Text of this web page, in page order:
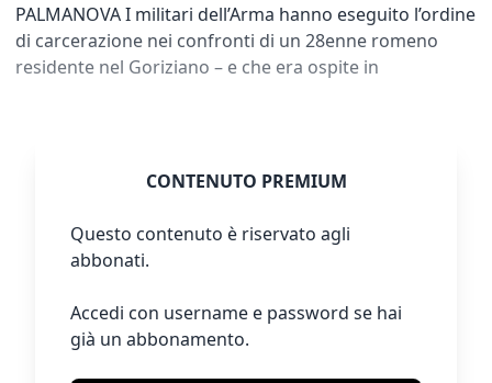
PALMANOVA I militari dell’Arma hanno eseguito l’ordine
di carcerazione nei confronti di un 28enne romeno
residente nel Goriziano – e che era ospite in
CONTENUTO PREMIUM
Questo contenuto è riservato agli
abbonati.
Accedi con username e password se hai
già un abbonamento.